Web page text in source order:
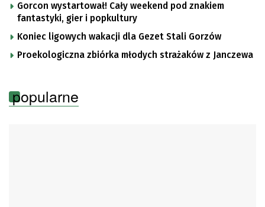
Gorcon wystartował! Cały weekend pod znakiem
fantastyki, gier i popkultury
Koniec ligowych wakacji dla Gezet Stali Gorzów
Proekologiczna zbiórka młodych strażaków z Janczewa
popularne